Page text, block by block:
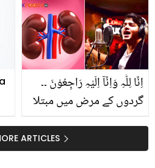
اِنَّا لِلّٰہِ وَاِنَّآ اِلَیْہِ رَاجِعُوْنَ ۔۔
گردوں کے مرض میں مبتلا
گئے، گردے کمزور ہو جائیں
تو فوری طور پر کیا کرنا
ARTICLES